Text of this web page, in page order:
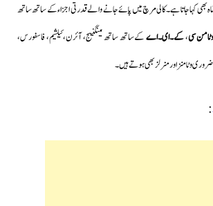
بھی کہا جاتا ہے۔کالی مرچ میں پائے جانے والے قدرتی اجزاء کے ساتھ ساتھ
سی،کے۔ای۔اےکےساتھ ساتھ مینگنیج، آئرن،کیلشیم، فاسفورس،
وٹامنز اور منرلز بھی ہوتے ہیں۔
: